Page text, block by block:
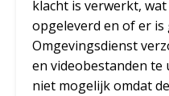
klacht is verwerkt,
opgeleverd en of er is
Omgevingsdienst
en videobestanden te
niet mogelijk omdat